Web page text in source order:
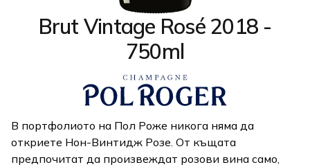
Brut Vintage Rosé 2018 -
750ml
В портфолиото на Пол Роже никога няма да
откриете Нон-Винтидж Розе. От къщата
предпочитат да произвеждат розови вина само,